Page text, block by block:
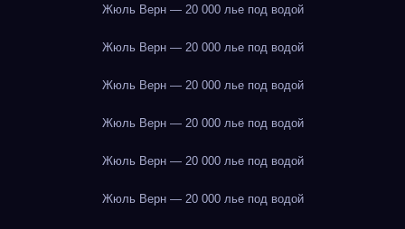
Жюль Верн — 20 000 лье под водой
Жюль Верн — 20 000 лье под водой
Жюль Верн — 20 000 лье под водой
Жюль Верн — 20 000 лье под водой
Жюль Верн — 20 000 лье под водой
Жюль Верн — 20 000 лье под водой